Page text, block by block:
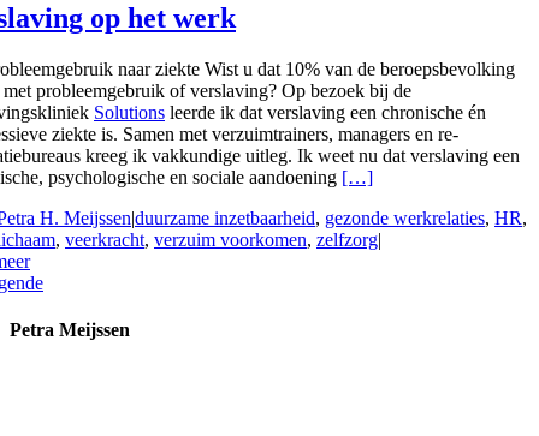
op het werk
naar ziekte Wist u dat 10% van de beroepsbevolking
probleemgebruik of verslaving? Op bezoek bij de
Solutions leerde ik dat verslaving een chronische én
ziekte is. Samen met verzuimtrainers, managers en re-
kreeg ik vakkundige uitleg. Ik weet nu dat verslaving een
psychologische en sociale aandoening […]
H. Meijssen|duurzame inzetbaarheid, gezonde werkrelaties, HR,
, veerkracht, verzuim voorkomen, zelfzorg|
Petra Meijssen